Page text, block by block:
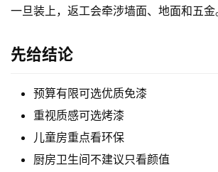
一旦装上，返工会牵涉墙面、地面和五金
先给结论
预算有限可选优质免漆
重视质感可选烤漆
儿童房重点看环保
厨房卫生间不建议只看颜值